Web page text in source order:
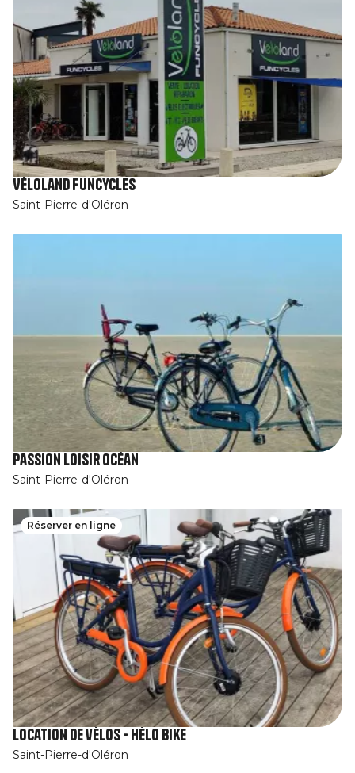
Véloland Funcycles
Saint-Pierre-d'Oléron
Passion Loisir Océan
Saint-Pierre-d'Oléron
Réserver en ligne
Location de vélos - Hélo bike
Saint-Pierre-d'Oléron